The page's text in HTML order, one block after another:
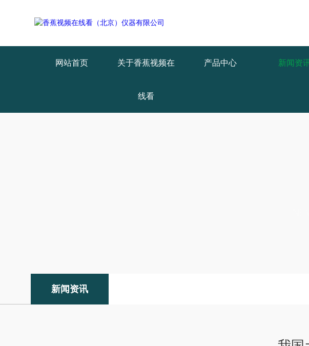
: mkdir(): No space left on device in
网站首页 关于香蕉视频在
线看
产品中心 新闻资
新闻资讯